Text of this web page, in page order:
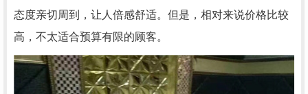
态度亲切周到，让人倍感舒适。但是，相对来说价格比较
高，不太适合预算有限的顾客。